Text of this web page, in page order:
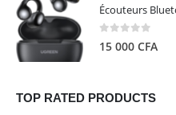
0 out of 5
15 000 CFA
TOP RATED PRODUCTS